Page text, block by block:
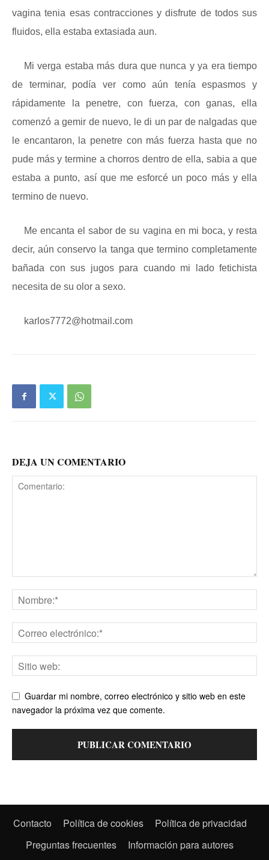
vagina tenia esas contracciones y disfrute de todos sus
fluidos, ella estaba extasiada aun.
Mi verga estaba más dura que nunca y ya era tiempo
de terminar, podía ver como aún tenía espasmos y
rápidamente la penetre, con fuerza, con ganas, ella
comenzó a gemir de nuevo, le di un par de nalgadas que
le encantaron, la penetre con más fuerza hasta que no
pude más y termine a chorros dentro de ella, sabia a que
estaba a punto, así que me esforcé un poco más y ella
termino de nuevo.
Me encanta el sabor de su vagina en mi boca, y resta
decir, aún conservo la tanga que termino completamente
bañada con sus jugos para cuando mi lado fetichista
necesita de su olor a sexo.
karlos7772@hotmail.com
DEJA UN COMENTARIO
Guardar mi nombre, correo electrónico y sitio web en este
navegador la próxima vez que comente.
Contacto Política de cookies
Política de privacidad
Preguntas frecuentes
Información para autores
nuestra web.